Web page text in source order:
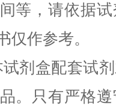
等，请依据
仅作参考。
剂盒配套试
。只有严格